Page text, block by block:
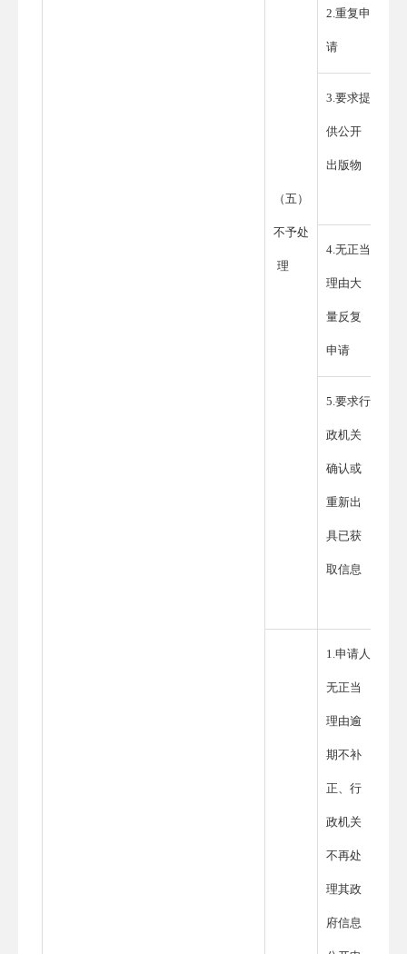
（五）
不予处
理
2.重复申
请
3.要求提
供公开
出版物
4.无正当
理由大
量反复
申请
5.要求行
政机关
确认或
重新出
具已获
取信息
1.申请人
无正当
理由逾
期不补
正、行
政机关
不再处
理其政
府信息